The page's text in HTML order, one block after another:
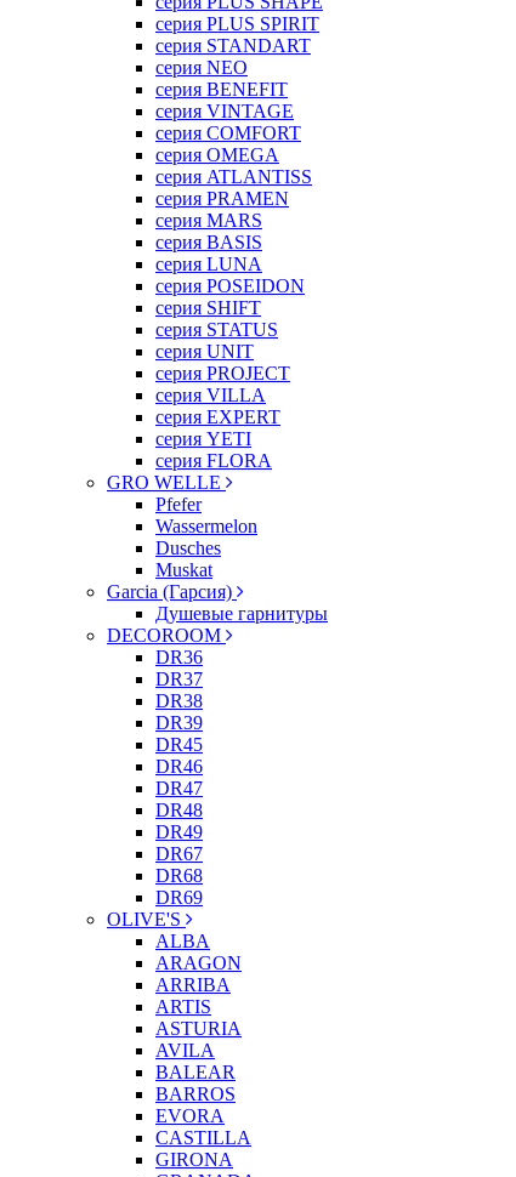
серия PLUS SPIRIT
серия STANDART
серия NEO
серия BENEFIT
серия VINTAGE
серия COMFORT
серия OMEGA
серия ATLANTISS
серия PRAMEN
серия MARS
серия BASIS
серия LUNA
серия POSEIDON
серия SHIFT
серия STATUS
серия UNIT
серия PROJECT
серия VILLA
серия EXPERT
серия YETI
серия FLORA
GRO WELLE
Pfefer
Wassermelon
Dusсhes
Muskat
Garcia (Гарсия)
Душевые гарнитуры
DECOROOM
DR36
DR37
DR38
DR39
DR45
DR46
DR47
DR48
DR49
DR67
DR68
DR69
OLIVE'S
ALBA
ARAGON
ARRIBA
ARTIS
ASTURIA
AVILA
BALEAR
BARROS
EVORA
CASTILLA
GIRONA